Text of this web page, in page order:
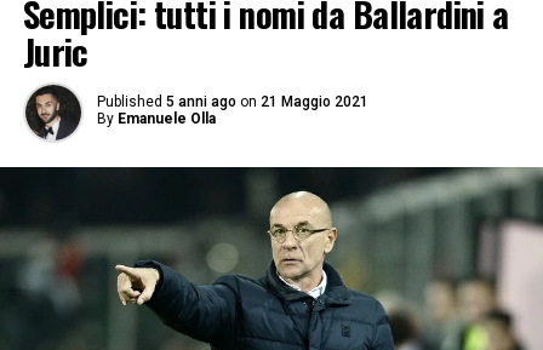
Semplici: tutti i nomi da Ballardini a
Juric
Published 5 anni ago on 21 Maggio 2021
By Emanuele Olla